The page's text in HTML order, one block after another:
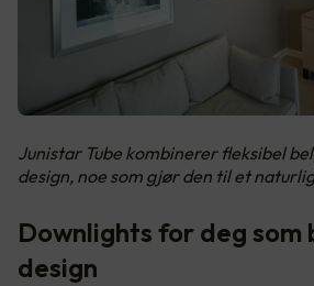
Junistar Tube kombinerer fleksibel
design, noe som gjør den til et
Downlights for deg som
design